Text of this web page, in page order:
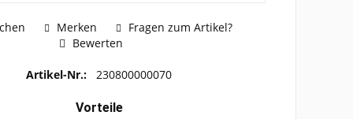
Merken
Fragen zum Artikel?
Bewerten
Artikel-Nr.: 230800000070
Vorteile